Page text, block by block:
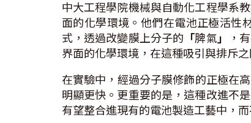
中大工程學院機械與自動化工程學系
面的化學環境。他們在電池正極活性
式，透過改變膜上分子的 「脾氣 」 ，
界面的化學環境，在這種吸引與排斥
在實驗中，經過分子膜修飾的正極在
明顯更快。更重要的是，這種改進不
有望整合進現有的電池製造工藝中，